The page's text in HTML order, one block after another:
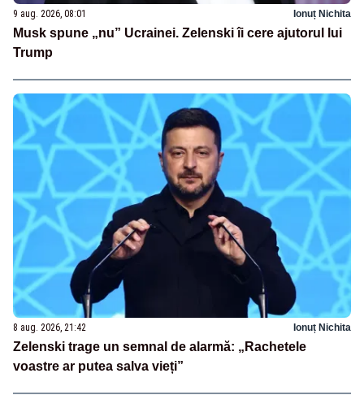
9 aug. 2026, 08:01 Ionuț Nichita
Musk spune „nu” Ucrainei. Zelenski îi cere ajutorul lui
Trump
8 aug. 2026, 21:42 Ionuț Nichita
Zelenski trage un semnal de alarmă: „Rachetele
voastre ar putea salva vieți”